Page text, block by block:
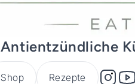
Antientzündliche
Shop Rezepte